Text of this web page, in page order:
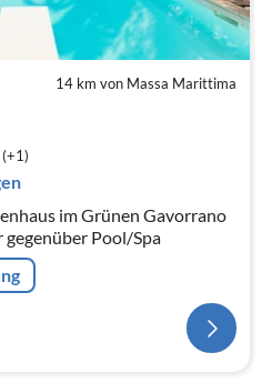
14 km von Massa Marittima
im Grünen Gavorrano
gegenüber Pool/Spa